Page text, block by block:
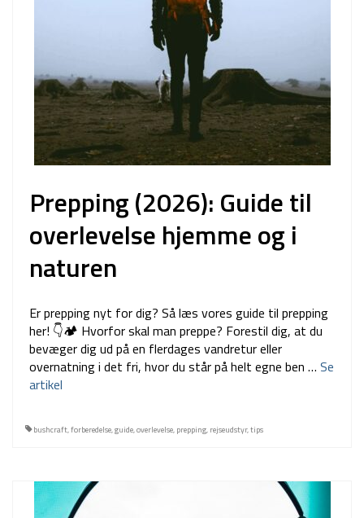
Prepping (2026): Guide til
overlevelse hjemme og i
naturen
Er prepping nyt for dig? Så læs vores guide til prepping
her! 👇🏕 Hvorfor skal man preppe? Forestil dig, at du
bevæger dig ud på en flerdages vandretur eller
overnatning i det fri, hvor du står på helt egne ben … Se
artikel
bushcraft,forberedelse,guide,overlevelse, prepping, rejseudstyr,tips